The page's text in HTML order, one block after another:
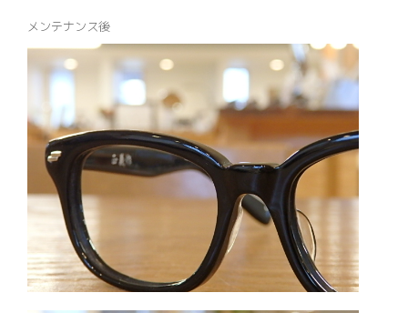
メンテナンス後